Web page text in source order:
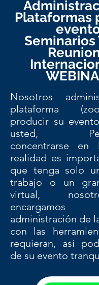
Plataformas
Seminarios
Nosotros
plataforma
producir su
usted,
concentrarse
realidad es
que tenga solo
trabajo o un
virtual,
administración de
con las
requieran, así
de su evento